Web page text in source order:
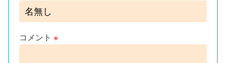
コメント ※